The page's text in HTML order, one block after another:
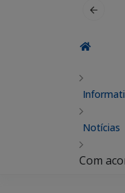
Notícias
Com